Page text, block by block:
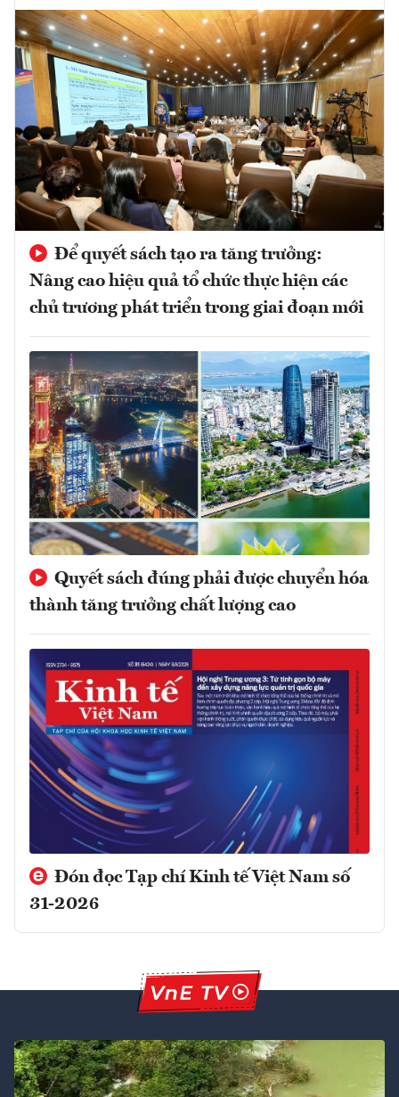
Để quyết sách tạo ra tăng trưởng:
Nâng cao hiệu quả tổ chức thực hiện các
chủ trương phát triển trong giai đoạn mới
Quyết sách đúng phải được chuyển hóa
thành tăng trưởng chất lượng cao
Đón đọc Tạp chí Kinh tế Việt Nam số
31-2026